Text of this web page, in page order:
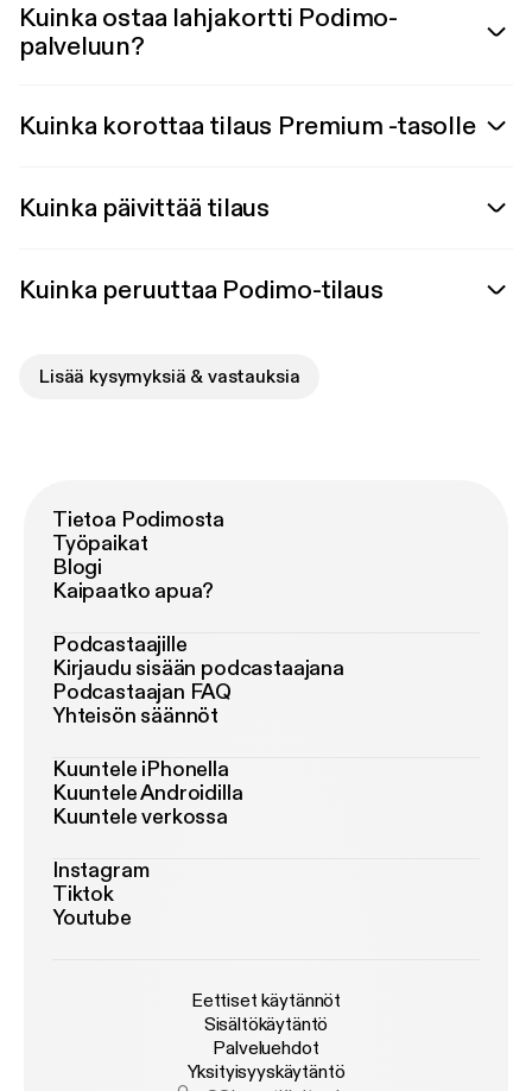
Kuinka ostaa lahjakortti Podimo-
palveluun?
Kuinka korottaa tilaus Premium -tasolle
Kuinka päivittää tilaus
Kuinka peruuttaa Podimo-tilaus
Lisää kysymyksiä & vastauksia
Tietoa Podimosta
Työpaikat
Blogi
Kaipaatko apua?
Podcastaajille
Kirjaudu sisään podcastaajana
Podcastaajan FAQ
Yhteisön säännöt
Kuuntele iPhonella
Kuuntele Androidilla
Kuuntele verkossa
Instagram
Tiktok
Youtube
Eettiset käytännöt
Sisältökäytäntö
Palveluehdot
Yksityisyyskäytäntö